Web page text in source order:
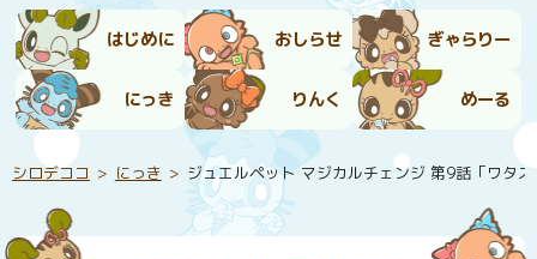
はじめに おしらせ ぎゃらりー
にっき りんく めーる
シロデココ にっき ジュエルペット マジカルチェンジ 第9話「ワタ